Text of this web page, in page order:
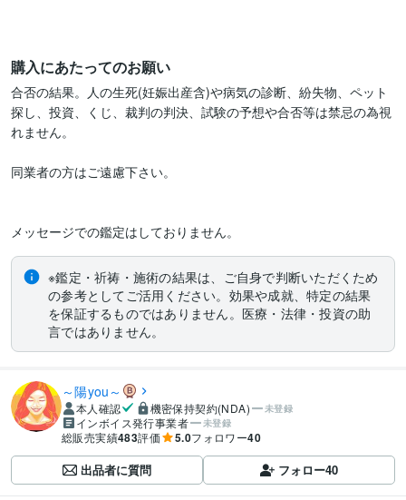
購入にあたってのお願い
合否の結果。人の生死(妊娠出産含)や病気の診断、紛失物、ペット
探し、投資、くじ、裁判の判決、試験の予想や合否等は禁忌の為視
れません。
同業者の方はご遠慮下さい。
※鑑定・祈祷・施術の結果は、ご自身で判断いただくため
の参考としてご活用ください。効果や成就、特定の結果
を保証するものではありません。医療・法律・投資の助
言ではありません。
～陽you～
本人確認 機密保持契約(NDA) 未登録
インボイス発行事業者 未登録
総販売実績483評価 5.0フォロワー40
出品者に質問 フォロー40